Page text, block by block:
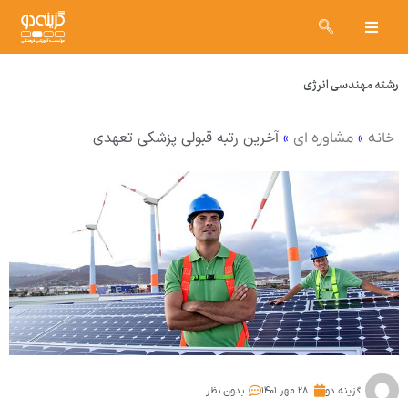
رشته مهندسی انرژی
خانه » مشاوره ای » آخرین رتبه قبولی پزشکی تعهدی
گزینه دو ۲۸ مهر ۱۴۰۱ بدون نظر